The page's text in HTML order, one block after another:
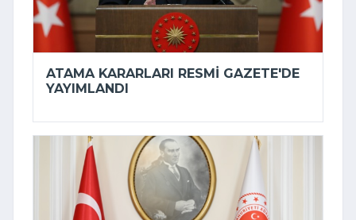
ATAMA KARARLARI RESMI GAZETE'DE
YAYIMLANDI